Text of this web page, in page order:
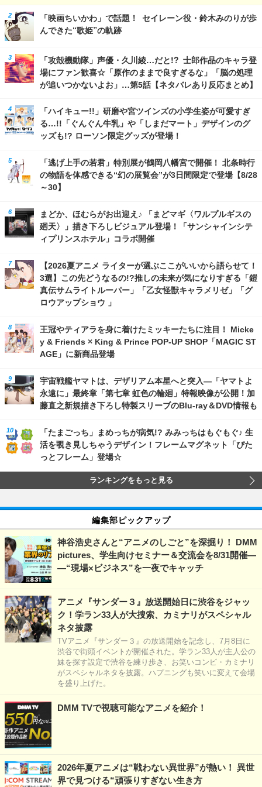
「映画ちいかわ」で話題！ セイレーン役・鈴木みのりが歩
んできた“歌姫”の軌跡
「攻殻機動隊」声優・久川綾…だと!? 士郎作品のキャラ登
場にファン歓喜☆「原作のままで良すぎるな」「脳の処理
が追いつかないよお」…第5話【ネタバレあり反応まとめ】
「ハイキュー!!」研磨や宮ツインズの小学生姿が可愛すぎ
る…!!「ぐんぐん牛乳」や「しまだマート」デザインのグ
ッズも!? ローソン限定グッズが登場！
「逃げ上手の若君」特別展が鶴岡八幡宮で開催！ 北条時行
の物語を体感できる“幻の展覧会”が3日間限定で登場【8/28
～30】
まどか、ほむらがお出迎え♪ 「まどマギ〈ワルプルギスの
廻天〉」描き下ろしビジュアル登場！「サンシャインシテ
ィプリンスホテル」コラボ開催
【2026夏アニメ ライターが選ぶここがいいから語らせて！
3選】この先どうなるの!?推しの未来が気になりすぎる「鎧
真伝サムライトルーパー」「乙女怪獣キャラメリゼ」「グ
ロウアップショウ 」
王冠やティアラを身に着けたミッキーたちに注目！ Micke
y & Friends × King & Prince POP-UP SHOP「MAGIC ST
AGE」に新商品登場
宇宙戦艦ヤマトは、デザリアム本星へと突入―「ヤマトよ
永遠に」最終章「第七章 虹色の輪廻」特報映像が公開！加
藤直之新規描き下ろし特製スリーブのBlu-ray＆DVD情報も
「たまごっち」まめっちが病気!? みみっちはもぐもぐ♪ 生
活を覗き見しちゃうデザイン！フレームマグネット「ぴた
っとフレーム」登場☆
ランキングをもっと見る
編集部ピックアップ
神谷浩史さんと“アニメのしごと”を深掘り！ DMM
pictures、学生向けセミナー＆交流会を8/31開催―
―“現場×ビジネス”を一夜でキャッチ
アニメ『サンダー３』放送開始日に渋谷をジャッ
ク！学ラン33人が大捜索、カミナリがスペシャル
ネタ披露
TVアニメ『サンダー３』の放送開始を記念し、7月8日に
渋谷で街頭イベントが開催された。学ラン33人が主人公の
妹を探す設定で渋谷を練り歩き、お笑いコンビ・カミナリ
がスペシャルネタを披露。ハプニングも笑いに変えて会場
を盛り上げた。
DMM TVで視聴可能なアニメを紹介！
2026年夏アニメは“戦わない異世界”が熱い！ 異世
界で見つける“頑張りすぎない生き方